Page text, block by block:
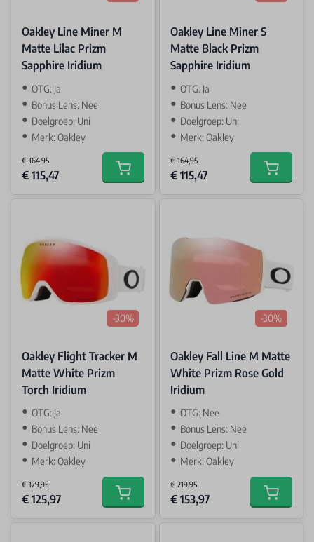
Oakley Line Miner M
Matte Lilac Prizm
Sapphire Iridium
OTG: Ja
Bonus Lens: Nee
Doelgroep: Uni
Merk: Oakley
€ 164,95
Special Price
€ 115,47 Add to cart
Oakley Line Miner S
Matte Black Prizm
Sapphire Iridium
OTG: Ja
Bonus Lens: Nee
Doelgroep: Uni
Merk: Oakley
€ 164,95
Special Price
€ 115,47 Add to
-30%
Oakley Flight Tracker M
Matte White Prizm
Torch Iridium
OTG: Ja
Bonus Lens: Nee
Doelgroep: Uni
Merk: Oakley
€ 179,95
Special Price
€ 125,97 Add to cart
-30%
Oakley Fall Line M Matte
White Prizm Rose Gold
Iridium
OTG: Nee
Bonus Lens: Nee
Doelgroep: Uni
Merk: Oakley
€ 219,95
Special Price
€ 153,97 Add to